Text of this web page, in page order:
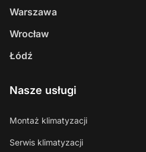
Warszawa
Wrocław
Łódź
Nasze usługi
Montaż klimatyzacji
Serwis klimatyzacji